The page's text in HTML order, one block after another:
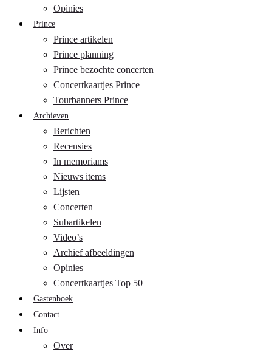
Opinies
Prince
Prince artikelen
Prince planning
Prince bezochte concerten
Concertkaartjes Prince
Tourbanners Prince
Archieven
Berichten
Recensies
In memoriams
Nieuws items
Lijsten
Concerten
Subartikelen
Video’s
Archief afbeeldingen
Opinies
Concertkaartjes Top 50
Gastenboek
Contact
Info
Over